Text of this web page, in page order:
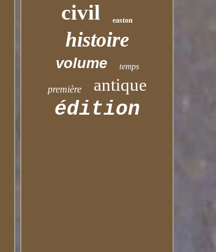
civil easton
histoire
volume temps
première antique
édition